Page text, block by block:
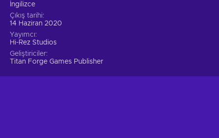
İngilizce
Çıkış tarihi
14 Haziran 2020
Yayımcı
Hi-Rez Studios
Geliştiriciler
Titan Forge Games Publisher